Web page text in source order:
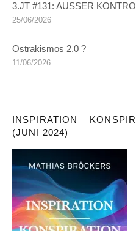
3.JT #131: AUSSER
25/06/2026
Ostrakismos 2.0 ?
11/06/2026
INSPIRATION –
(JUNI 2024)